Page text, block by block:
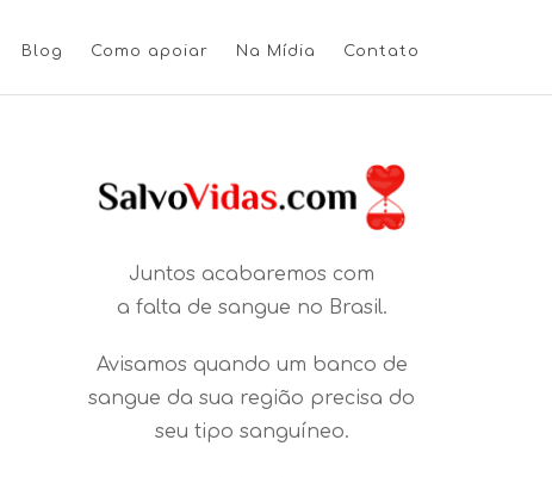
Blog Como apoiar Na Mídia Contato
Juntos acabaremos com
a falta de sangue no Brasil.
Avisamos quando um banco de
sangue da sua região precisa do
seu tipo sanguíneo.